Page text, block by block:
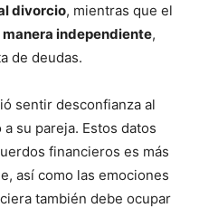
divorcio, mientras que el
manera independiente,
de deudas.
sentir desconfianza al
su pareja. Estos datos
financieros es más
así como las emociones
también debe ocupar